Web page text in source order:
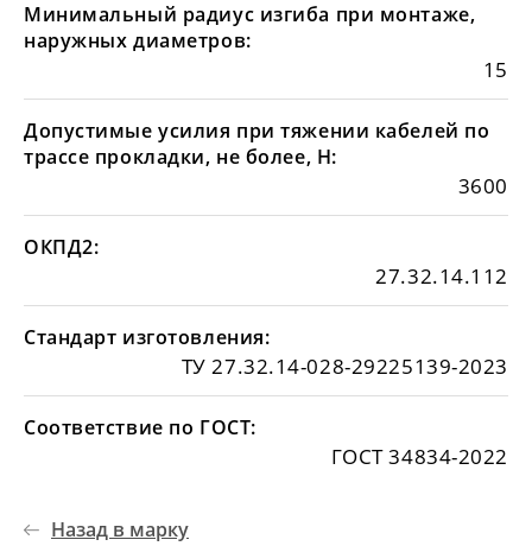
Минимальный радиус изгиба при монтаже,
наружных диаметров:
15
Допустимые усилия при тяжении кабелей по
трассе прокладки, не более, Н:
3600
ОКПД2:
27.32.14.112
Стандарт изготовления:
ТУ 27.32.14-028-29225139-2023
Соответствие по ГОСТ:
ГОСТ 34834-2022
Назад в марку